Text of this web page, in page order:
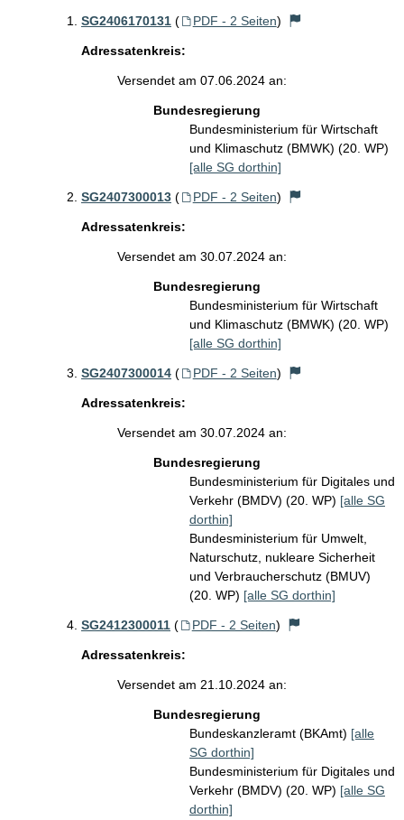
SG2406170131 ( PDF - 2 Seiten)
Adressatenkreis:
Versendet am 07.06.2024 an:
Bundesregierung
Bundesministerium für Wirtschaft
und Klimaschutz (BMWK) (20. WP)
[alle SG dorthin]
SG2407300013 ( PDF - 2 Seiten)
Adressatenkreis:
Versendet am 30.07.2024 an:
Bundesregierung
Bundesministerium für Wirtschaft
und Klimaschutz (BMWK) (20. WP)
[alle SG dorthin]
SG2407300014 ( PDF - 2 Seiten)
Adressatenkreis:
Versendet am 30.07.2024 an:
Bundesregierung
Bundesministerium für Digitales und
Verkehr (BMDV) (20. WP) [alle SG
dorthin]
Bundesministerium für Umwelt,
Naturschutz, nukleare Sicherheit
und Verbraucherschutz (BMUV)
(20. WP) [alle SG dorthin]
SG2412300011 ( PDF - 2 Seiten)
Adressatenkreis:
Versendet am 21.10.2024 an:
Bundesregierung
Bundeskanzleramt (BKAmt) [alle
SG dorthin]
Bundesministerium für Digitales und
Verkehr (BMDV) (20. WP) [alle SG
dorthin]